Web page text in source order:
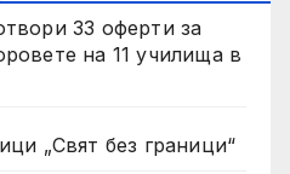
33 оферти за
на 11 училища в
„Свят без граници“